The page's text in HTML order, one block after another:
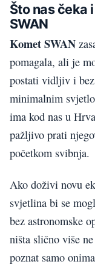
Što nas čeka
SWAN
Komet SWAN
pomagala, ali je
postati vidljiv i
minimalnim
ima kod nas u
pažljivo prati
početkom svibnja.
Ako doživi novu
svjetlina bi se
bez astronomske
ništa slično više
poznat samo